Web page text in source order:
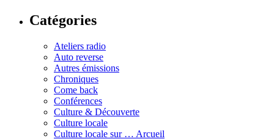
Catégories
Ateliers radio
Auto reverse
Autres émissions
Chroniques
Come back
Conférences
Culture & Découverte
Culture locale
Culture locale sur … Arcueil